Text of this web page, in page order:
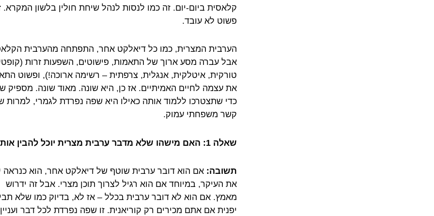
קלאסית ביום-יום. זה כמו לנסות לנהל שיחת חולין בלשון המקרא.
פשוט לא עובד.
הערבית המצרית, כמו כל דיאלקט אחר, התפתחה מהערבית
אבל עברה מסע ארוך של התאמות, פישוטים, השפעות זרות
טורקית, איטלקית, אנגלית, צרפתית – רשימה ארוכה!), ופשוט
את עצמה לחיים האמיתיים. אז כן, היא שונה. מאוד שונה. מספיק
כדי שתצטרכו ללמוד אותה כאילו היא שפה נפרדת לגמרי, למרות
קשר משפחתי עמוק.
שאלה 1: האם מישהו שלא מדבר ערבית מצרית יוכל להבין אותה?
תשובה: אם הוא דובר ערבית שוטף של דיאלקט אחר, הוא כנראה
את העיקר, במיוחד אם הוא רגיל לצרוך תוכן מצרי. אבל זה ידרוש
מאמץ. אם הוא לא דובר ערבית בכלל – אז לא, בדיוק כמו שלא
יפנית אם אתם מכירים רק קוריאנית. זו שפה נפרדת לכל דבר